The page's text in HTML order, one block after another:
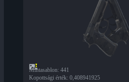
Mintasablon: 441
Kopottsági érték: 0,408941925